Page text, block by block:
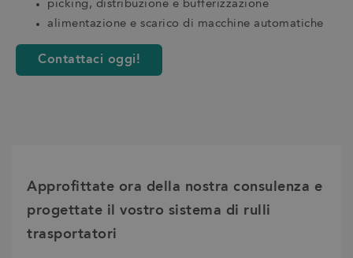
picking, distribuzione e bufferizzazione
alimentazione e scarico di macchine automatiche
Contattaci oggi!
Approfittate ora della nostra consulenza e
progettate il vostro sistema di rulli
trasportatori